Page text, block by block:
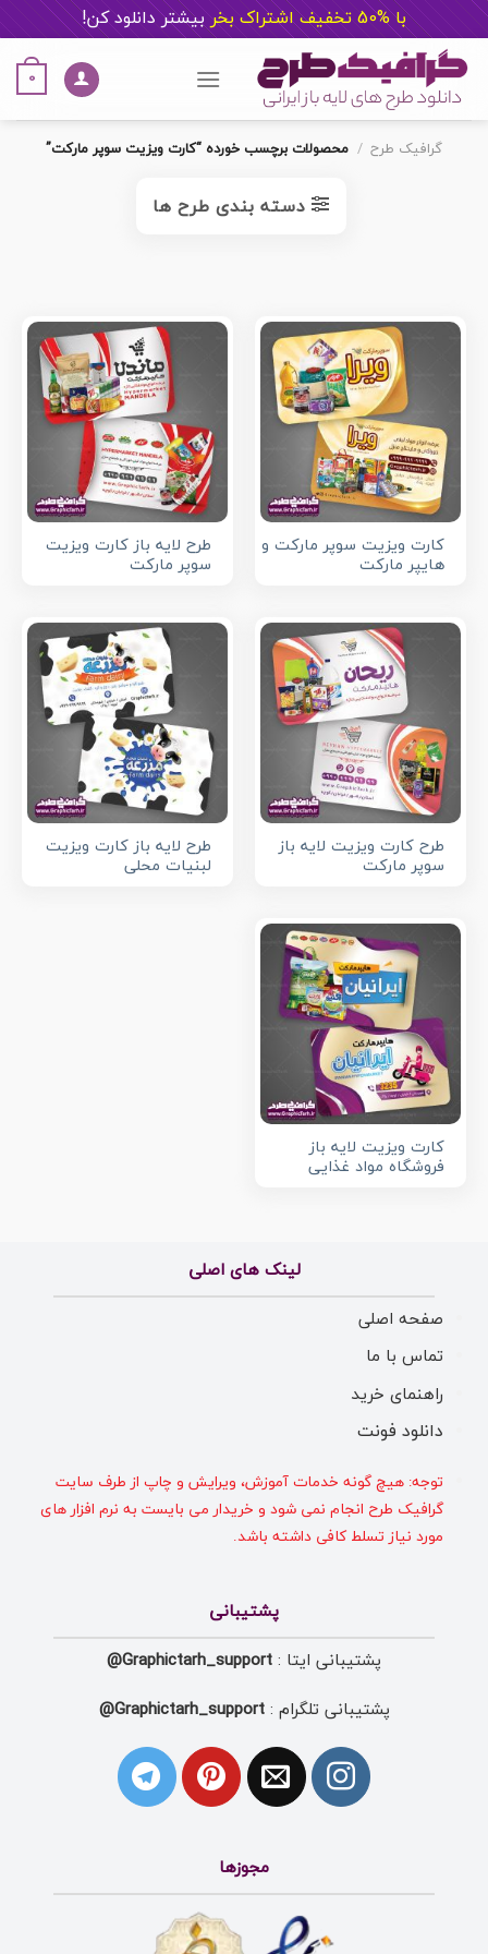
با %50 تخفیف اشتراک بخر بیشتر دانلود کن!
content
0
گرافیک طرح / محصولات برچسب خورده “کارت ویزیت سوپر مارکت”
دسته بندی طرح ها
کارت ویزیت سوپر مارکت و
هایپر مارکت
طرح لایه باز کارت ویزیت
سوپر مارکت
طرح کارت ویزیت لایه باز
سوپر مارکت
طرح لایه باز کارت ویزیت
لبنیات محلی
کارت ویزیت لایه باز
فروشگاه مواد غذایی
لینک های اصلی
صفحه اصلی
تماس با ما
راهنمای خرید
دانلود فونت
توجه: هیچ گونه خدمات آموزش، ویرایش و چاپ از طرف سایت
گرافیک طرح انجام نمی شود و خریدار می بایست به نرم افزار های
مورد نیاز تسلط کافی داشته باشد.
پشتیبانی
پشتیبانی ایتا : Graphictarh_support@
پشتیبانی تلگرام :Graphictarh_support@
مجوزها